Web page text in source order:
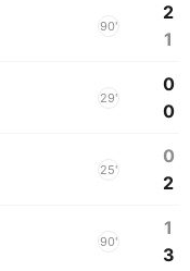
90'
2
1
29'
0
0
25'
0
2
90'
1
3